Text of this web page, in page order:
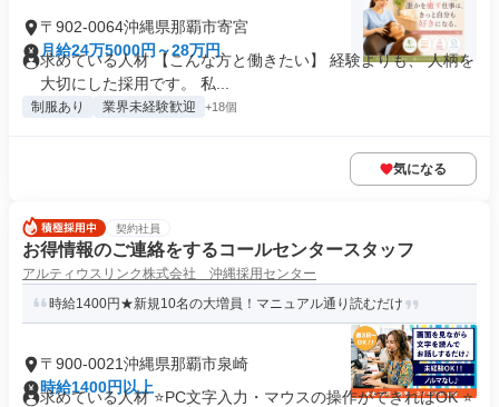
〒902-0064沖縄県那覇市寄宮
月給24万5000円～28万円
求めている人材 【こんな方と働きたい】 経験よりも、 人柄を
大切にした採用です。 私...
制服あり 業界未経験歓迎 +18個
気になる
契約社員
お得情報のご連絡をするコールセンタースタッフ
アルティウスリンク株式会社 沖縄採用センター
時給1400円★新規10名の大増員！マニュアル通り読むだけ
〒900-0021沖縄県那覇市泉崎
時給1400円以上
求めている人材 ⭐PC文字入力・マウスの操作ができればOK ⭐